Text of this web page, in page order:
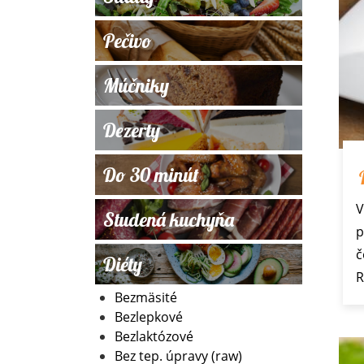
Pečivo
Múčniky
Dezerty
Do 30 minút
Studená kuchyňa
Diéty
Bezmäsité
Bezlepkové
Bezlaktózové
Bez tep. úpravy (raw)